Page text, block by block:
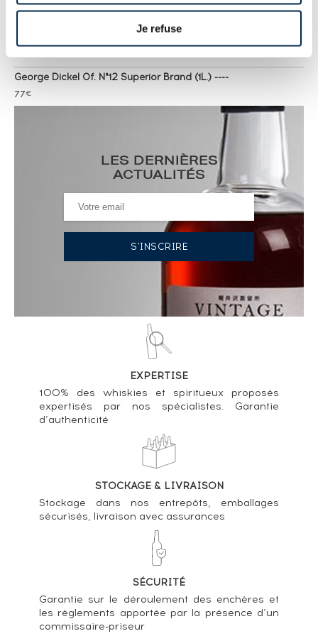
Je refuse
Statistiques cote ----
George Dickel Of. N°12 Superior Brand (1L.) ----
77€
George Dickel 15 years Of. Single Barrel ----
George Dickel Of. N°12 Superior Brand (43°) ----
LES DERNIÈRES
ACTUALITÉS
EXPERTISE
100% des whiskies et spiritueux proposés
expertisés par nos spécialistes. Garantie
d’authenticité
STOCKAGE & LIVRAISON
Stockage dans nos entrepôts, emballages
sécurisés, livraison avec assurances
SÉCURITÉ
Garantie sur le déroulement des enchères et
les règlements apportée par la présence d’un
commissaire-priseur